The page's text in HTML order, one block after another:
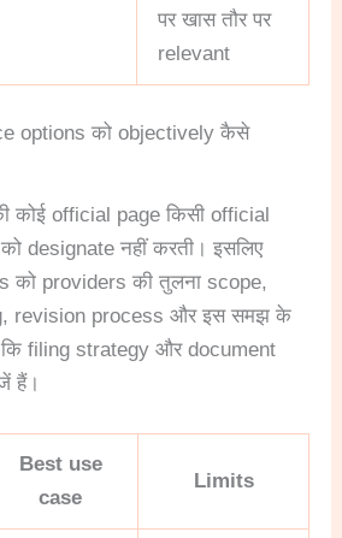
पर खास तौर पर
relevant
options को objectively कैसे
कोई official page किसी official
designate नहीं करती। इसलिए
को providers की तुलना scope,
revision process और इस समझ के
कि filing strategy और document
हैं।
Best use
case
Limits